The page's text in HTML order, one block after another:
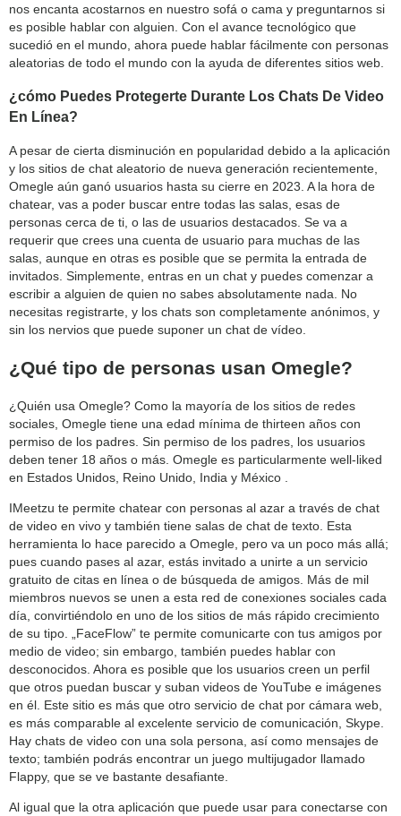
nos encanta acostarnos en nuestro sofá o cama y preguntarnos si
es posible hablar con alguien. Con el avance tecnológico que
sucedió en el mundo, ahora puede hablar fácilmente con personas
aleatorias de todo el mundo con la ayuda de diferentes sitios web.
¿cómo Puedes Protegerte Durante Los Chats De Video
En Línea?
A pesar de cierta disminución en popularidad debido a la aplicación
y los sitios de chat aleatorio de nueva generación recientemente,
Omegle aún ganó usuarios hasta su cierre en 2023. A la hora de
chatear, vas a poder buscar entre todas las salas, esas de
personas cerca de ti, o las de usuarios destacados. Se va a
requerir que crees una cuenta de usuario para muchas de las
salas, aunque en otras es posible que se permita la entrada de
invitados. Simplemente, entras en un chat y puedes comenzar a
escribir a alguien de quien no sabes absolutamente nada. No
necesitas registrarte, y los chats son completamente anónimos, y
sin los nervios que puede suponer un chat de vídeo.
¿Qué tipo de personas usan Omegle?
¿Quién usa Omegle? Como la mayoría de los sitios de redes
sociales, Omegle tiene una edad mínima de thirteen años con
permiso de los padres. Sin permiso de los padres, los usuarios
deben tener 18 años o más. Omegle es particularmente well-liked
en Estados Unidos, Reino Unido, India y México .
IMeetzu te permite chatear con personas al azar a través de chat
de video en vivo y también tiene salas de chat de texto. Esta
herramienta lo hace parecido a Omegle, pero va un poco más allá;
pues cuando pases al azar, estás invitado a unirte a un servicio
gratuito de citas en línea o de búsqueda de amigos. Más de mil
miembros nuevos se unen a esta red de conexiones sociales cada
día, convirtiéndolo en uno de los sitios de más rápido crecimiento
de su tipo. „FaceFlow” te permite comunicarte con tus amigos por
medio de video; sin embargo, también puedes hablar con
desconocidos. Ahora es posible que los usuarios creen un perfil
que otros puedan buscar y suban videos de YouTube e imágenes
en él. Este sitio es más que otro servicio de chat por cámara web,
es más comparable al excelente servicio de comunicación, Skype.
Hay chats de video con una sola persona, así como mensajes de
texto; también podrás encontrar un juego multijugador llamado
Flappy, que se ve bastante desafiante.
Al igual que la otra aplicación que puede usar para conectarse con